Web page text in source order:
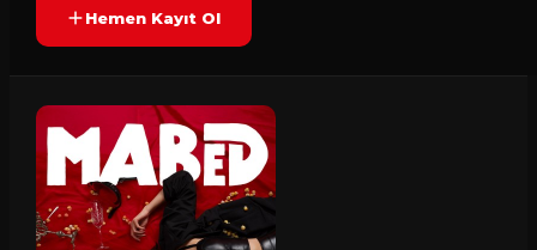
Hemen Kayıt Ol